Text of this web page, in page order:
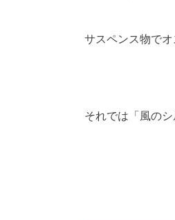
サスペンス物で
それでは「風の